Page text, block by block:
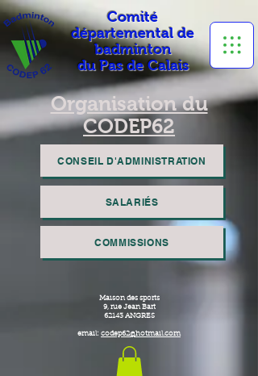
Comité
départemental de
badminton
du Pas de Calais
Organisation du
CODEP62
CONSEIL D'ADMINISTRATION
SALARIÉS
COMMISSIONS
Maison des sports
9, rue Jean Bart
62143 ANGRES
email: codep62@hotmail.com